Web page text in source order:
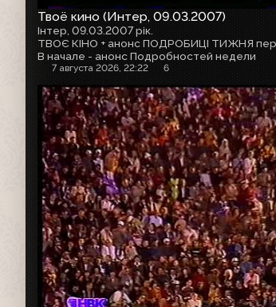
Твоё кино (Интер, 09.03.2007)
Інтер, 09.03.2007 рік.
В начале - анонс Подробностей недели
7 августа 2026, 22:22 6